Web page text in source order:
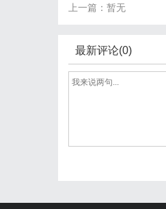
上一篇：暂无
最新评论(0)